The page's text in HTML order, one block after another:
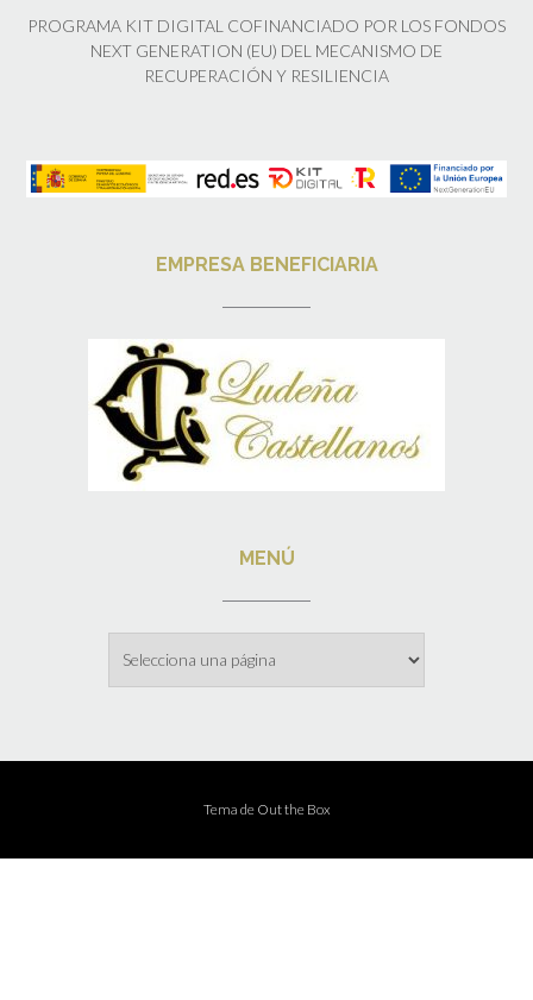
PROGRAMA KIT DIGITAL COFINANCIADO POR LOS FONDOS
NEXT GENERATION (EU) DEL MECANISMO DE
RECUPERACIÓN Y RESILIENCIA
EMPRESA BENEFICIARIA
MENÚ
Tema de Out the Box